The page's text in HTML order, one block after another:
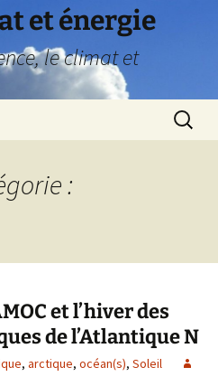
et énergie
le climat et
:
et l’hiver des
de l’Atlantique N
, arctique, océan(s), Soleil